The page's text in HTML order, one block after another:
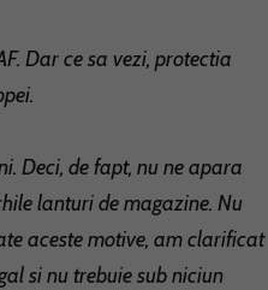
Dar ce sa vezi, protectia
Deci, de fapt, nu ne apara
lanturi de magazine. Nu
aceste motive, am clarificat
si nu trebuie sub niciun